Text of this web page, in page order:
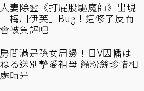
人妻除靈《打屁股驅魔師》出現
「梅川伊芙」Bug！這修了反而
會被負評吧
房間滿是孫女周邊！日V因幡は
ねる送別摯愛祖母 籲粉絲珍惜相
處時光